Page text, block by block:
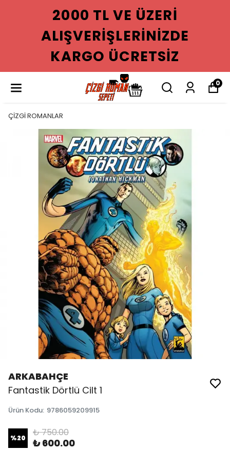
2000 TL VE ÜZERI
KARGO ÜCRETSIZ
0
ÇİZGİ ROMANLAR
ARKABAHÇE
Fantastik Dörtlü Cilt 1
Ürün Kodu: 9786059209915
%20 ₺ 750.00
₺ 600.00